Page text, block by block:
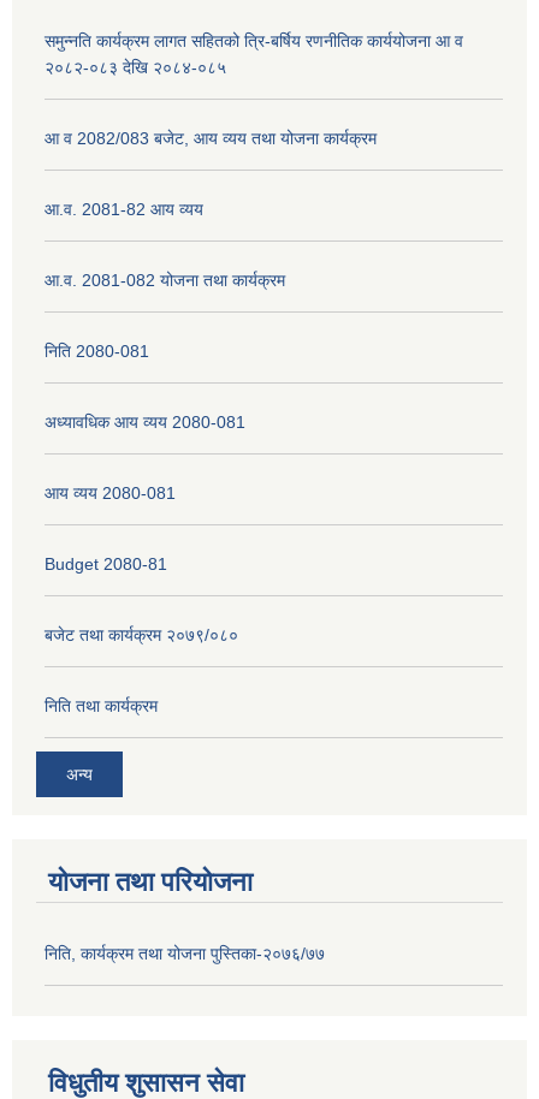
समुन्नति कार्यक्रम लागत सहितको त्रि-बर्षिय रणनीतिक कार्ययोजना आ व
२०८२-०८३ देखि २०८४-०८५
आ व 2082/083 बजेट, आय व्यय तथा योजना कार्यक्रम
आ.व. 2081-82 आय व्यय
आ.व. 2081-082 योजना तथा कार्यक्रम
निति 2080-081
अध्यावधिक आय व्यय 2080-081
आय व्यय 2080-081
Budget 2080-81
बजेट तथा कार्यक्रम २०७९/०८०
निति तथा कार्यक्रम
अन्य
योजना तथा परियोजना
निति, कार्यक्रम तथा योजना पुस्तिका-२०७६/७७
विधुतीय शुसासन सेवा